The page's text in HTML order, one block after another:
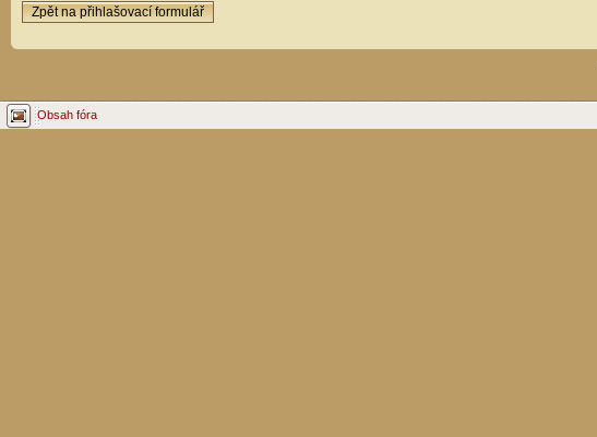
Zpět na přihlašovací formulář
Obsah fóra